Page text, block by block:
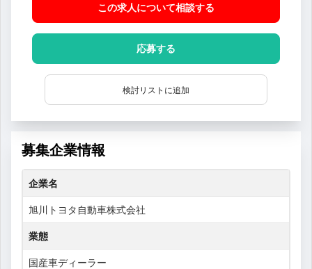
この求人について相談する
応募する
検討リストに追加
募集企業情報
企業名
旭川トヨタ自動車株式会社
業態
国産車ディーラー